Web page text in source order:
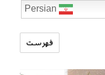
تارنمای
فهرست